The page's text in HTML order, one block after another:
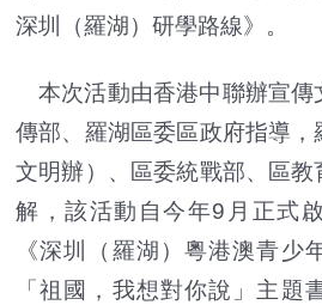
深圳（羅湖）研學路線》。
本次活動由香港中聯辦宣
傳部、羅湖區委區政府指導，
文明辦）、區委統戰部、區教
解，該活動自今年9月正式
《深圳（羅湖）粵港澳青少
「祖國，我想對你說」主題